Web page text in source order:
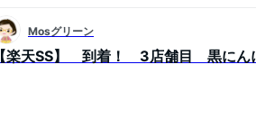
Mosグリーン
【楽天SS】 到着！ 3店舗目 黒に